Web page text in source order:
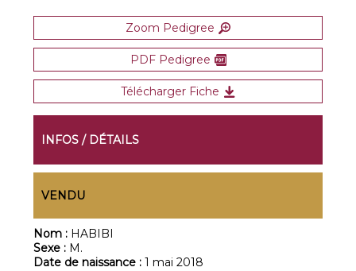
Zoom Pedigree
PDF Pedigree
Télécharger Fiche
INFOS / DÉTAILS
VENDU
Nom : HABIBI
Sexe : M.
Date de naissance :1 mai 2018